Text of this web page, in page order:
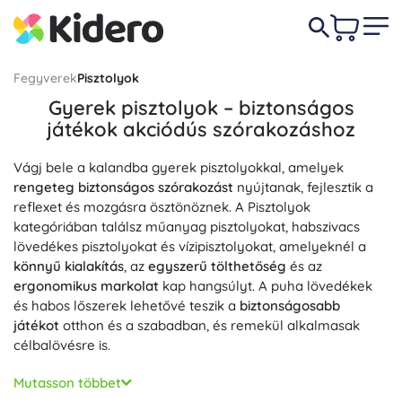
FegyverekPisztolyok
Gyerek pisztolyok – biztonságos
játékok akciódús szórakozáshoz
Vágj bele a kalandba gyerek pisztolyokkal, amelyek
rengeteg biztonságos szórakozást nyújtanak, fejlesztik a
reflexet és mozgásra ösztönöznek. A Pisztolyok
kategóriában találsz műanyag pisztolyokat, habszivacs
lövedékes pisztolyokat és vízipisztolyokat, amelyeknél a
könnyű kialakítás, az egyszerű tölthetőség és az
ergonomikus markolat kap hangsúlyt. A puha lövedékek
és habos lőszerek lehetővé teszik a biztonságosabb
játékot otthon és a szabadban, és remekül alkalmasak
célbalövésre is.
Hosszabb akcióhoz és jobb pontossághoz egészítsd ki a
szettetLőszerekkel
Mutasson többet